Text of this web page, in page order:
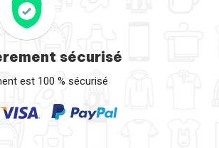
sécurisé
est 100 % sécurisé